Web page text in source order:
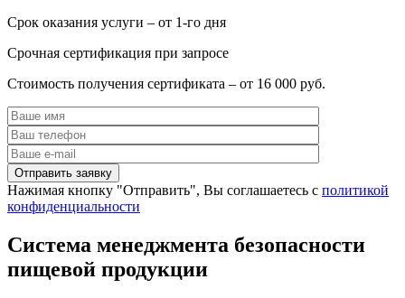
Срок оказания услуги – от 1-го дня
Срочная сертификация при запросе
Стоимость получения сертификата – от 16 000 руб.
Нажимая кнопку "Отправить", Вы соглашаетесь с политикой
конфиденциальности
Система менеджмента безопасности
пищевой продукции